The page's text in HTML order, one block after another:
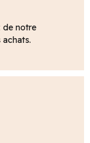
de notre